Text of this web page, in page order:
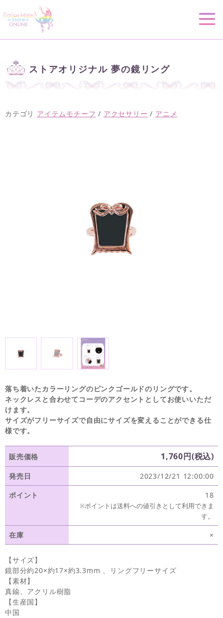
ストアオリジナル 夢の鏡リング
カテゴリ アイテムモチーフ / アクセサリー / アニメ
落ち着いたカラーリングのピンクゴールドのリングです。
ネックレスと合わせてコーデのアクセントとしてお使いいただ
けます。
サイズがフリーサイズで自由にサイズを変えることができる仕
様です。
販売価格 1,760円(税込)
発売日
2023/12/21 12:00:00
ポイント
18
※ポイントは送料への値引きとして利用できま
す。
在庫 ×
【サイズ】
鏡部分約20×約17×約3.3mm 、リングフリーサイズ
【素材】
真鍮、アクリル樹脂
【生産国】
中国